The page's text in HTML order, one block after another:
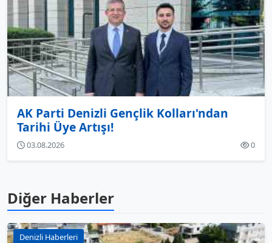
AK Parti Denizli Gençlik Kolları'ndan
Tarihi Üye Artışı!
03.08.2026 0
Diğer Haberler
Denizli Haberleri